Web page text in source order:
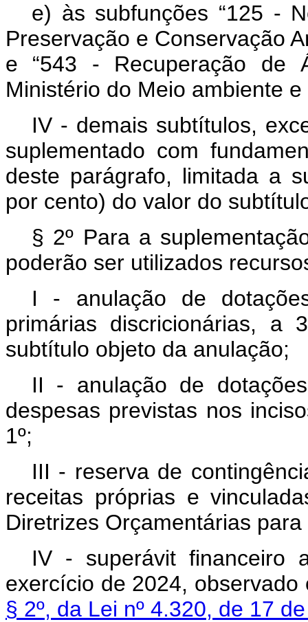
e) às subfunções “125 -
Preservação e Conservação
e “543 - Recuperação de
Ministério do Meio ambiente
IV - demais subtítulos,
suplementado com
deste parágrafo, limitada a
por cento) do valor do
§ 2º Para a
poderão ser utilizados
I - anulação de
primárias discricionárias,
subtítulo objeto da anulação;
II - anulação de
despesas previstas nos
1º;
III - reserva de
receitas próprias e
Diretrizes Orçamentárias para
IV - superávit financeiro
exercício de 2024,
§ 2º, da Lei nº 4.320, de 17